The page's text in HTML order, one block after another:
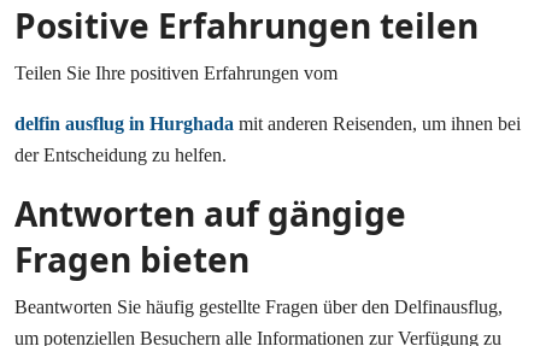
Positive Erfahrungen teilen
Teilen Sie Ihre positiven Erfahrungen vom
delfin ausflug in Hurghada mit anderen Reisenden, um ihnen bei
der Entscheidung zu helfen.
Antworten auf gängige
Fragen bieten
Beantworten Sie häufig gestellte Fragen über den Delfinausflug,
um potenziellen Besuchern alle Informationen zur Verfügung zu